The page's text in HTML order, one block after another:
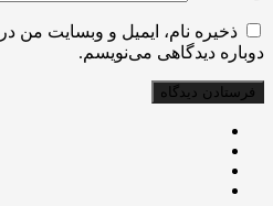
ذخیره نام، ایمیل و وبسایت من
دوباره دیدگاهی می‌نویسم.